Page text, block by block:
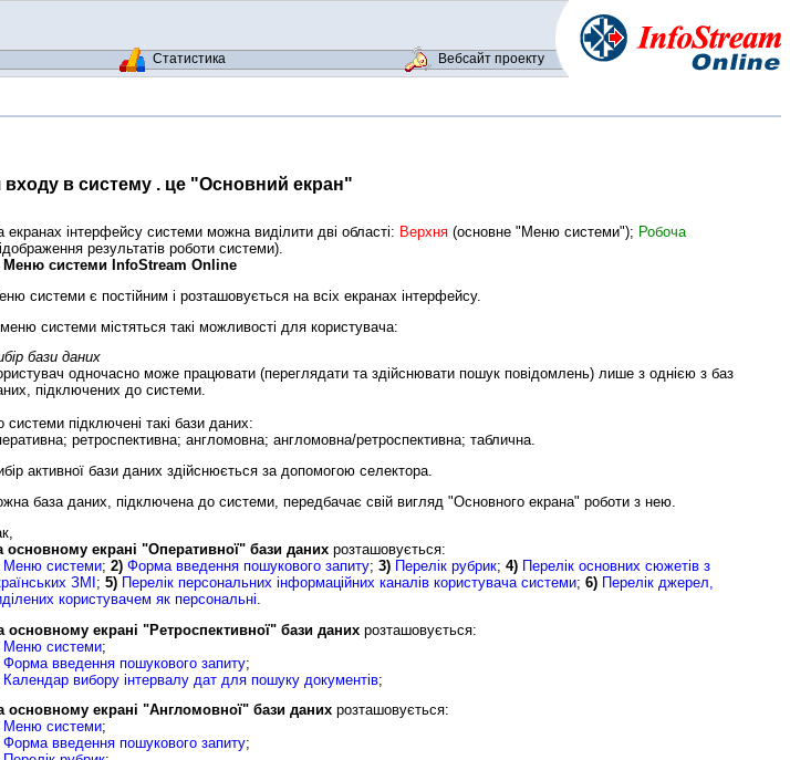
Статистика Вебсайт проекту
в систему . це "Основний екран"
екранах інтерфейсу системи можна виділити дві області: Верхня (основне "Меню системи"); Робоча
результатів роботи системи).
Меню системи InfoStream Online
системи є постійним і розташовується на всіх екранах інтерфейсу.
системи містяться такі можливості для користувача:
бази даних
одночасно може працювати (переглядати та здійснювати пошук повідомлень) лише з однією з баз
підключених до системи.
системи підключені такі бази даних:
ретроспективна; англомовна; англомовна/ретроспективна; таблична.
активної бази даних здійснюється за допомогою селектора.
база даних, підключена до системи, передбачає свій вигляд "Основного екрана" роботи з нею.
основному екрані "Оперативної" бази даних розташовується:
Меню системи; 2) Форма введення пошукового запиту; 3) Перелік рубрик; 4) Перелік основних сюжетів з
ЗМІ ; 5) Перелік персональних інформаційних каналів користувача системи; 6) Перелік джерел,
користувачем як персональні
основному екрані "Ретроспективної" бази даних розташовується:
Меню системи;
Форма введення пошукового запиту;
Календар вибору інтервалу дат для пошуку документів;
основному екрані "Англомовної" бази даних розташовується:
Меню системи;
Форма введення пошукового запиту;